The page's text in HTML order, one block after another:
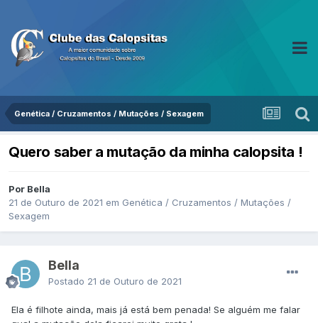
Genética / Cruzamentos / Mutações / Sexagem
Quero saber a mutação da minha calopsita !
Por Bella
21 de Outuro de 2021 em Genética / Cruzamentos / Mutações /
Sexagem
Bella
Postado 21 de Outuro de 2021
Ela é filhote ainda, mais já está bem penada! Se alguém me falar